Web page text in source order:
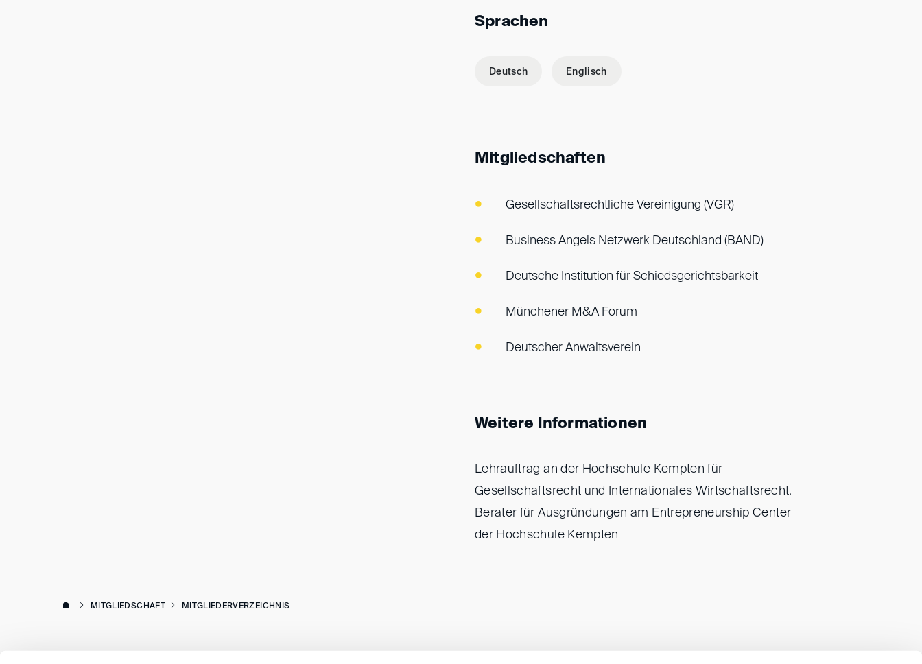
Sprachen
Deutsch Englisch
Mitgliedschaften
Gesellschaftsrechtliche Vereinigung (VGR)
Business Angels Netzwerk Deutschland (BAND)
Deutsche Institution für Schiedsgerichtsbarkeit
Münchener M&A Forum
Deutscher Anwaltsverein
Weitere Informationen
Lehrauftrag an der Hochschule Kempten für
Gesellschaftsrecht und Internationales Wirtschaftsrecht.
Berater für Ausgründungen am Entrepreneurship Center
der Hochschule Kempten
MITGLIEDSCHAFT MITGLIEDERVERZEICHNIS